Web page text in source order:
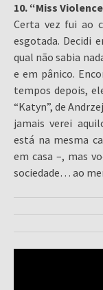
10. “Miss
Certa vez fui ao
esgotada. Decidi
qual não sabia
e em pânico.
tempos depois,
“Katyn”, de
jamais verei
está na mesma
em casa –, mas
sociedade… ao